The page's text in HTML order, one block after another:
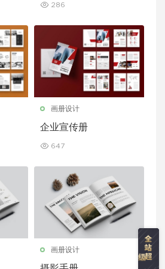
286
画册设计
企业宣传册
647
画册设计